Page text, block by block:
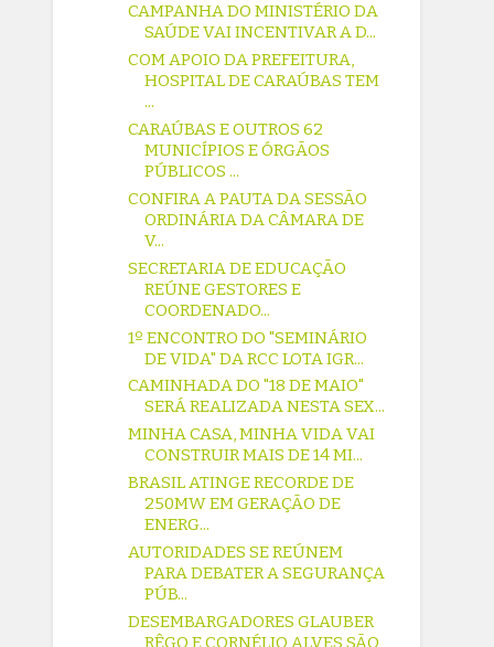
CAMPANHA DO MINISTÉRIO DA
SAÚDE VAI INCENTIVAR A D...
COM APOIO DA PREFEITURA,
HOSPITAL DE CARAÚBAS TEM
...
CARAÚBAS E OUTROS 62
MUNICÍPIOS E ÓRGÃOS
PÚBLICOS ...
CONFIRA A PAUTA DA SESSÃO
ORDINÁRIA DA CÂMARA DE
V...
SECRETARIA DE EDUCAÇÃO
REÚNE GESTORES E
COORDENADO...
1º ENCONTRO DO "SEMINÁRIO
DE VIDA" DA RCC LOTA IGR...
CAMINHADA DO "18 DE MAIO"
SERÁ REALIZADA NESTA SEX...
MINHA CASA, MINHA VIDA VAI
CONSTRUIR MAIS DE 14 MI...
BRASIL ATINGE RECORDE DE
250MW EM GERAÇÃO DE
ENERG...
AUTORIDADES SE REÚNEM
PARA DEBATER A SEGURANÇA
PÚB...
DESEMBARGADORES GLAUBER
RÊGO E CORNÉLIO ALVES SÃO